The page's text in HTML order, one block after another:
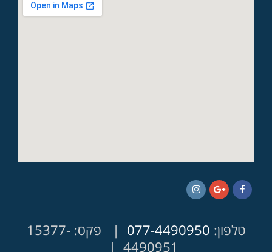
טלפון: 077-4490950
| פקס: 15377-
4490951 |